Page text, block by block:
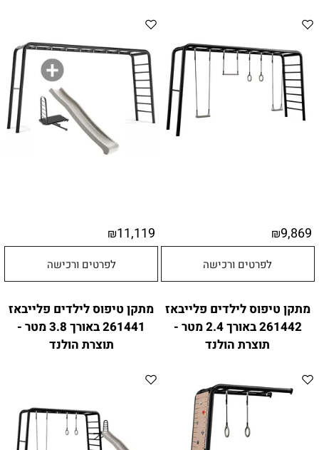
₪9,869
לפרטים ורכישה
₪11,119
לפרטים ורכישה
מתקן טיפוס לילדים פלייבאז
261442 באורך 2.4 מטר -
תוצרת הולנד
מתקן טיפוס לילדים פלייבאז
261441 באורך 3.8 מטר -
תוצרת הולנד